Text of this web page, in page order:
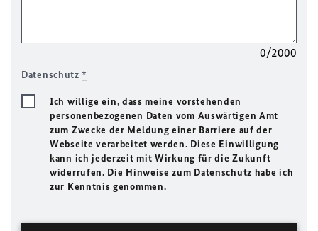
0/2000
Datenschutz*
Ich willige ein, dass meine vorstehenden
personenbezogenen Daten vom Auswärtigen Amt
zum Zwecke der Meldung einer Barriere auf der
Webseite verarbeitet werden. Diese Einwilligung
kann ich jederzeit mit Wirkung für die Zukunft
widerrufen. Die Hinweise zum Datenschutz habe ich
zur Kenntnis genommen.